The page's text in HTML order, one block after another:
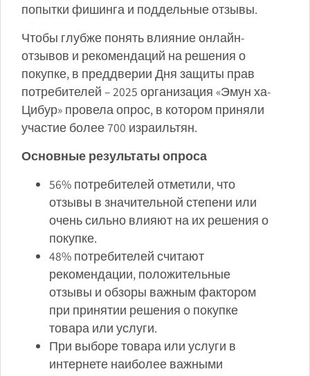
попытки фишинга и поддельные отзывы.
Чтобы глубже понять влияние онлайн-
отзывов и рекомендаций на решения о
покупке, в преддверии Дня защиты прав
потребителей – 2025 организация «Эмун ха-
Цибур» провела опрос, в котором приняли
участие более 700 израильтян.
Основные результаты опроса
56% потребителей отметили, что
отзывы в значительной степени или
очень сильно влияют на их решения о
покупке.
48% потребителей считают
рекомендации, положительные
отзывы и обзоры важным фактором
при принятии решения о покупке
товара или услуги.
При выборе товара или услуги в
интернете наиболее важными